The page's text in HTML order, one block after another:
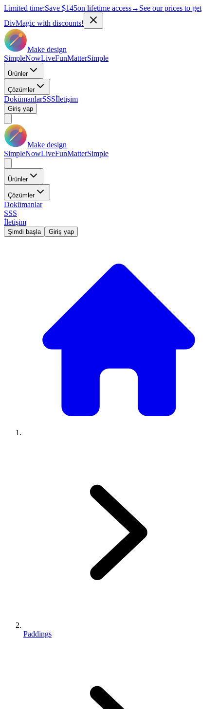
Limited time:Save $145on lifetime access→ See our prices to get
DivMagic with discounts!
Make design
SimpleNowLiveFunMatterSimple
Ürünler
Çözümler
DokümanlarSSSİletişim
Giriş yap
Make design
SimpleNowLiveFunMatterSimple
Ürünler
Çözümler
Dokümanlar
SSS
İletişim
Şimdi başla Giriş yap
Paddings